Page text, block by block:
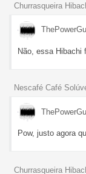
Churrasqueira
Não, essa Hibachi
Nescafé Café
Pow, justo agora
Churrasqueira